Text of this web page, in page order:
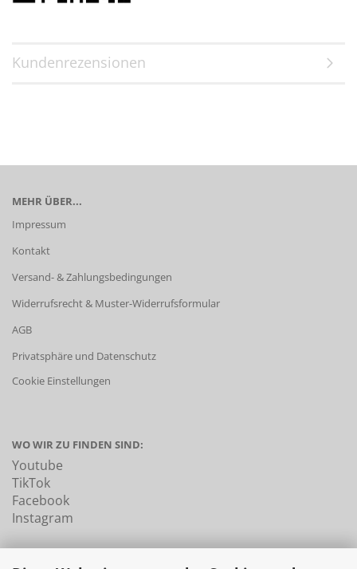
Kundenrezensionen
MEHR ÜBER...
Impressum
Kontakt
Versand- & Zahlungsbedingungen
Widerrufsrecht & Muster-Widerrufsformular
AGB
Privatsphäre und Datenschutz
Cookie Einstellungen
WO WIR ZU FINDEN SIND:
Youtube
TikTok
Facebook
Instagram